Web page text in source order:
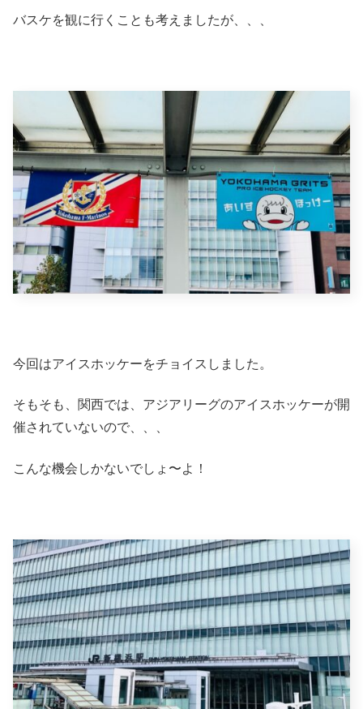
バスケを観に行くことも考えましたが、、、
今回はアイスホッケーをチョイスしました。
そもそも、関西では、アジアリーグのアイスホッケーが開
催されていないので、、、
こんな機会しかないでしょ〜よ！